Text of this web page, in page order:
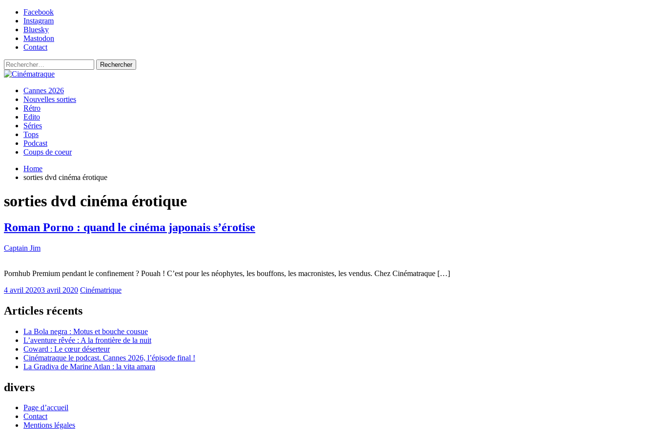
Skip
content
Facebook
Instagram
Bluesky
Mastodon
Contact
Rechercher :
Cinématraque
Si on avait du talent, on ferait des films
Primary
Menu
Cannes 2026
Nouvelles sorties
Rétro
Edito
Séries
Tops
Podcast
Coups de coeur
Home
sorties dvd cinéma érotique
sorties dvd cinéma érotique
Roman Porno : quand le cinéma japonais s’érotise
Captain Jim
Pornhub Premium pendant le confinement ? Pouah ! C’est pour les néophytes, les bouffons, les macronistes, les vendus. Chez Cinématraque […]
4 avril 20203 avril 2020 Cinématrique
Articles récents
La Bola negra : Motus et bouche cousue
L’aventure rêvée : A la frontière de la nuit
Coward : Le cœur déserteur
Cinématraque le podcast. Cannes 2026, l’épisode final !
La Gradiva de Marine Atlan : la vita amara
divers
Page d’accueil
Contact
Mentions légales